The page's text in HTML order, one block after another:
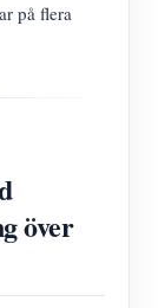
på flera
över